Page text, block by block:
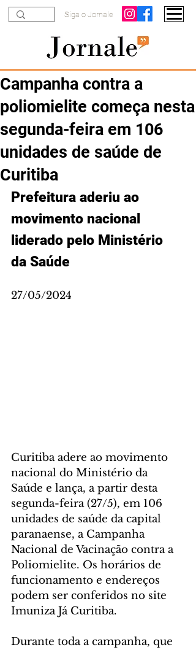
Siga o Jornale
Campanha contra a
poliomielite começa nesta
segunda-feira em 106
unidades de saúde de
Curitiba
Prefeitura aderiu ao
movimento nacional
liderado pelo Ministério
da Saúde
27/05/2024
Curitiba adere ao movimento
nacional do Ministério da
Saúde e lança, a partir desta
segunda-feira (27/5), em 106
unidades de saúde da capital
paranaense, a Campanha
Nacional de Vacinação contra a
Poliomielite. Os horários de
funcionamento e endereços
podem ser conferidos no site
Imuniza Já Curitiba.
Durante toda a campanha, que